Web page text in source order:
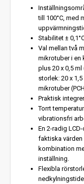
till 100°C, med
Stabilitet ±
Val mellan två
mikrotuber i en
plus 20 x 0,5
storlek: 20 x
mikrotuber
Praktisk
Torrt
vibrationsfri
En 2-radig
faktiska värden
kombination
inställning.
Flexibla